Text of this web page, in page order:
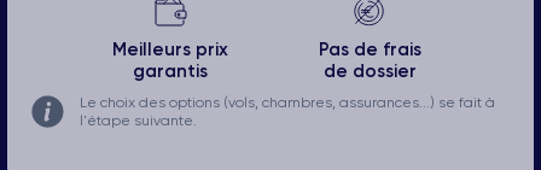
Meilleurs prix
garantis
Pas de frais
de dossier
Le choix des options (vols, chambres, assurances...) se fait à
l'étape suivante.